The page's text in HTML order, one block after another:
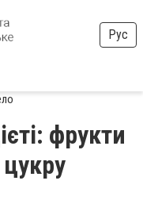
Рус
фрукти